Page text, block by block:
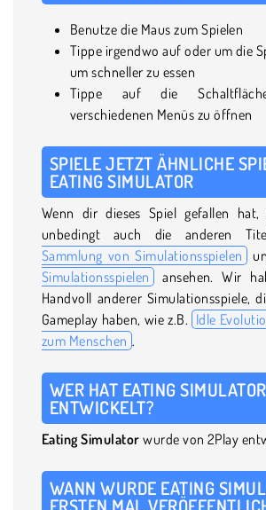
Benutze die Maus zum Spielen
Tippe irgendwo auf oder um die
um schneller zu essen
Tippe auf die
verschiedenen Menüs zu öffnen
SPIELE JETZT ÄHNLICHE
EATING SIMULATOR
Wenn dir dieses Spiel gefallen
unbedingt auch die anderen
Sammlung von Simulationsspielen
Simulationsspielen ansehen. Wir
Handvoll anderer Simulationsspiele,
Gameplay haben, wie z.B. Idle
zum Menschen .
WER HAT EATING SIMULATOR
ENTWICKELT?
Eating Simulator wurde von 2Play
WANN WURDE EATING
ERSTEN MAL